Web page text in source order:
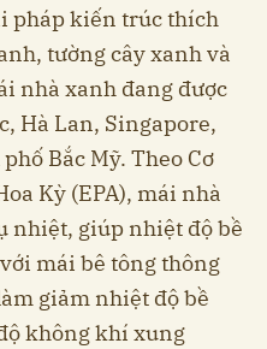
pháp kiến trúc thích
tường cây xanh và
nhà xanh đang được
Hà Lan, Singapore,
Bắc Mỹ. Theo Cơ
Kỳ (EPA), mái nhà
nhiệt, giúp nhiệt độ bề
mái bê tông thông
giảm nhiệt độ bề
không khí xung